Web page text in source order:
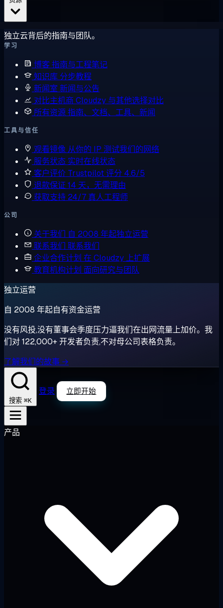
独立云背后的指南与团队。
学习
博客指南与工程笔记
知识库 分步教程
新闻室 新闻与公告
对比主机商 Cloudzy 与其他选择对比
所有资源指南、文档、工具、新闻
工具与信任
观看镜像 从你的 IP 测试我们的网络
服务状态 实时在线状态
客户评价 Trustpilot 评分 4.6/5
退款保证 14 天，无需理由
获取支持 24/7 真人工程师
公司
关于我们 自 2008 年起独立运营
联系我们 联系我们
企业合作计划 在 Cloudzy 上扩展
教育机构计划 面向研究与团队
独立运营
自 2008 年起自有资金运营
没有风投,没有董事会季度压力逼我们在出网流量上加价。我
们对 122,000+ 开发者负责,不对母公司表格负责。
了解我们的故事 →
搜索 ⌘K
登录 立即开始
产品